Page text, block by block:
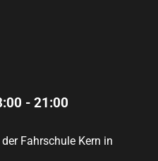
- 21:00
Fahrschule Kern in